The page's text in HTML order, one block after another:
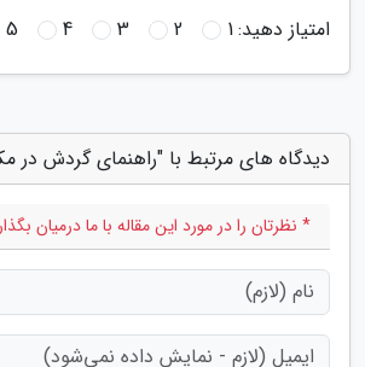
امتیاز دهید:1
2
3
4
5
دیدگاه های مرتبط با "راهنمای گردش در
* نظرتان را در مورد این مقاله با ما درمیان